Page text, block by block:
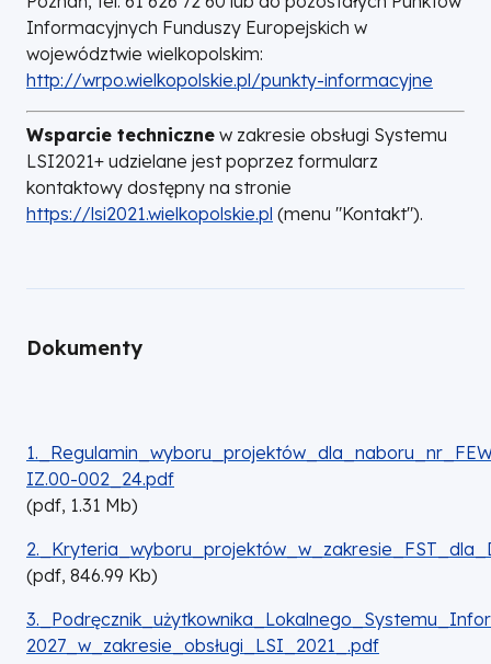
Informacyjnych Funduszy Europejskich w
województwie wielkopolskim:
http://wrpo.wielkopolskie.pl/punkty-informacyjne
Wsparcie techniczne w zakresie obsługi Systemu
LSI2021+ udzielane jest poprzez formularz
kontaktowy dostępny na stronie
https://lsi2021.wielkopolskie.pl (menu "Kontakt").
Dokumenty
DOKUMENT
IZ.00-002_24.pdf
(pdf, 1.31 Mb)
DOKUMENT
(pdf, 846.99 Kb)
DOKUMENT
2027_w_zakresie_obsługi_LSI_2021_.pdf